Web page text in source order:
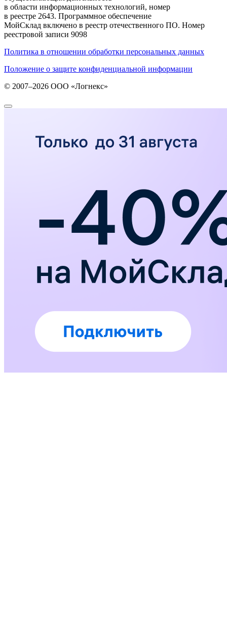
в области информационных технологий, номер
в реестре 2643. Программное обеспечение
МойСклад включено в реестр отечественного ПО. Номер
реестровой записи 9098
Политика в отношении обработки персональных данных
Положение о защите конфиденциальной информации
© 2007–2026 ООО «Логнекс»